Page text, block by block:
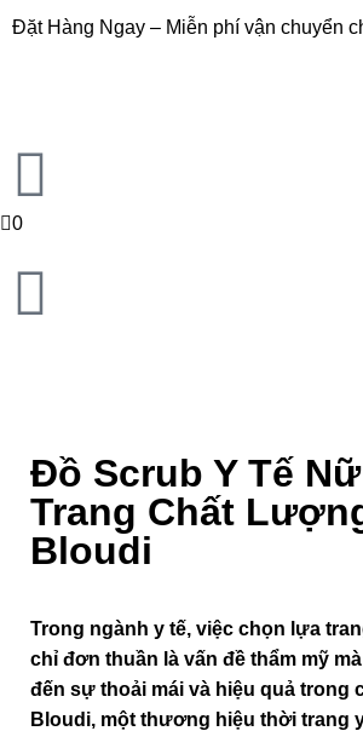
Đặt Hàng Ngay – Miễn phí vận chuyển
0
Đồ Scrub Y Tế
Trang Chất
Bloudi
Trong ngành y tế, việc chọn lựa
chỉ đơn thuần là vấn đề thẩm mỹ
đến sự thoải mái và hiệu quả trong
Bloudi, một thương hiệu thời trang